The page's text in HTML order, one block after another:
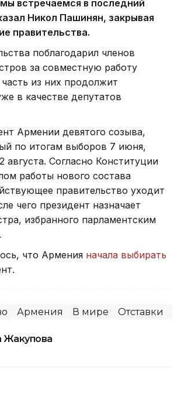
встречаемся в последний
Никол Пашинян, закрывая
правительства.
поблагодарил членов
за совместную работу
из них продолжит
в качестве депутатов
Армении девятого созыва,
по итогам выборов 7 июня,
августа. Согласно Конституции
работы нового состава
правительство уходит
чего президент назначает
избранного парламентским
что Армения начала выбирать
Армения В мире Отставки
Жакупова